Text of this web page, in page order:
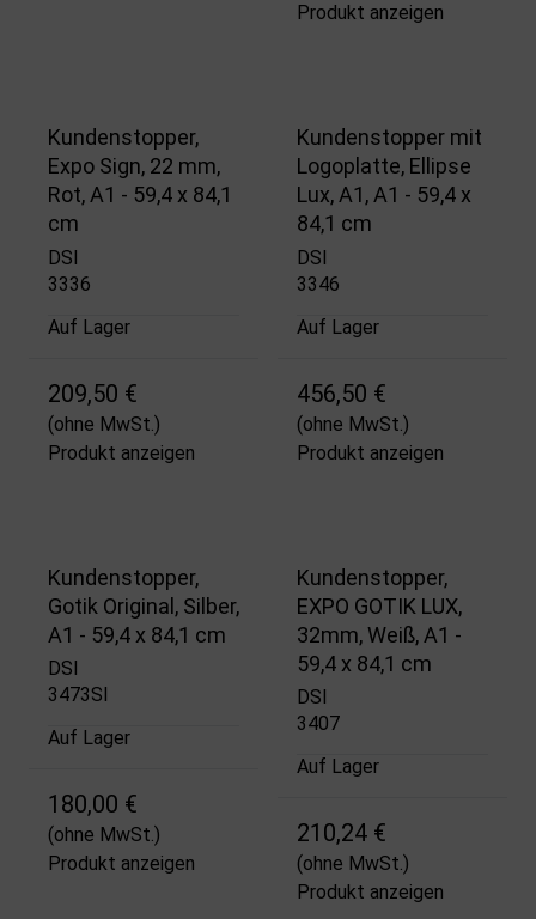
Produkt anzeigen
Kundenstopper,
Expo Sign, 22 mm,
Rot, A1 - 59,4 x 84,1
cm
DSI
3336
Auf Lager
209,50 €
(ohne MwSt.)
Produkt anzeigen
Kundenstopper mit
Logoplatte, Ellipse
Lux, A1, A1 - 59,4 x
84,1 cm
DSI
3346
Auf Lager
456,50 €
(ohne MwSt.)
Produkt anzeigen
Kundenstopper,
Gotik Original, Silber,
A1 - 59,4 x 84,1 cm
DSI
3473SI
Auf Lager
180,00 €
(ohne MwSt.)
Produkt anzeigen
Kundenstopper,
EXPO GOTIK LUX,
32mm, Weiß, A1 -
59,4 x 84,1 cm
DSI
3407
Auf Lager
210,24 €
(ohne MwSt.)
Produkt anzeigen